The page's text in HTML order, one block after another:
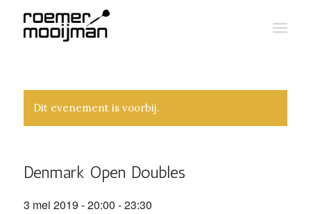
Dit evenement is voorbij.
Denmark Open Doubles
3 mei 2019 - 20:00 -23:30